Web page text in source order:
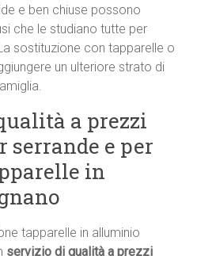
e ben chiuse possono
che le studiano tutte per
sostituzione con tapparelle o
un ulteriore strato di
a prezzi
e per
in
tapparelle in alluminio
servizio di qualità a prezzi